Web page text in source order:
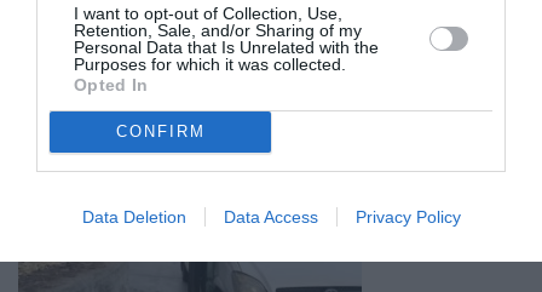
I want to opt-out of Collection, Use,
Retention, Sale, and/or Sharing of my
Personal Data that Is Unrelated with the
Purposes for which it was collected.
Opted In
CONFIRM
Data Deletion Data Access Privacy Policy
07/08/2026 07:04
Η καθοριστική επέμβαση αστυνομικών στους
Γαργαλιάνους έσωσε τη ζωή 38χρονου